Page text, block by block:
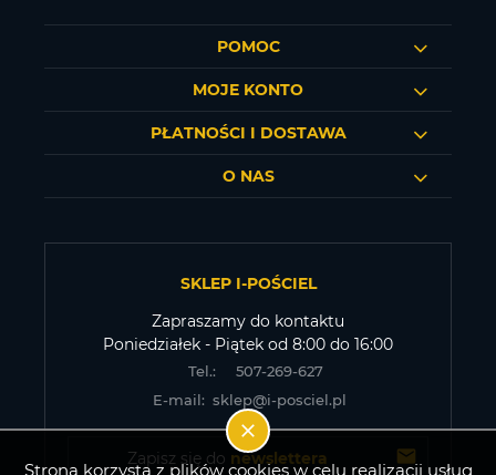
Strona korzysta z plików cookies w celu realizacji usług
POMOC
MOJE KONTO
PŁATNOŚCI I DOSTAWA
O NAS
SKLEP I-POŚCIEL
Zapraszamy do kontaktu
Poniedziałek - Piątek od 8:00 do 16:00
Tel.:
507-269-627
E-mail: sklep@i-posciel.pl
Zapisz się do newslettera